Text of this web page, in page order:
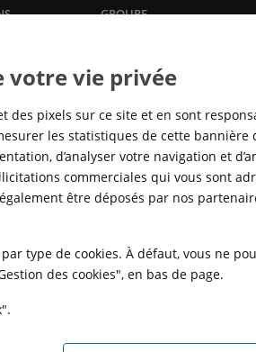
locaux
les besoins
en
GROUPE
bénéficie de la solidité et de
l'ancrage territorial d'un des
leaders de la
banque
de
en Europe.
DES COOKIES HONORAIRES
votre vie privée
pixels sur ce site et en sont
les statistiques de cette bannière
d’analyser votre navigation et
commerciales qui vous sont
être déposés par nos
type de cookies. À défaut, vous ne
des cookies", en bas de page.